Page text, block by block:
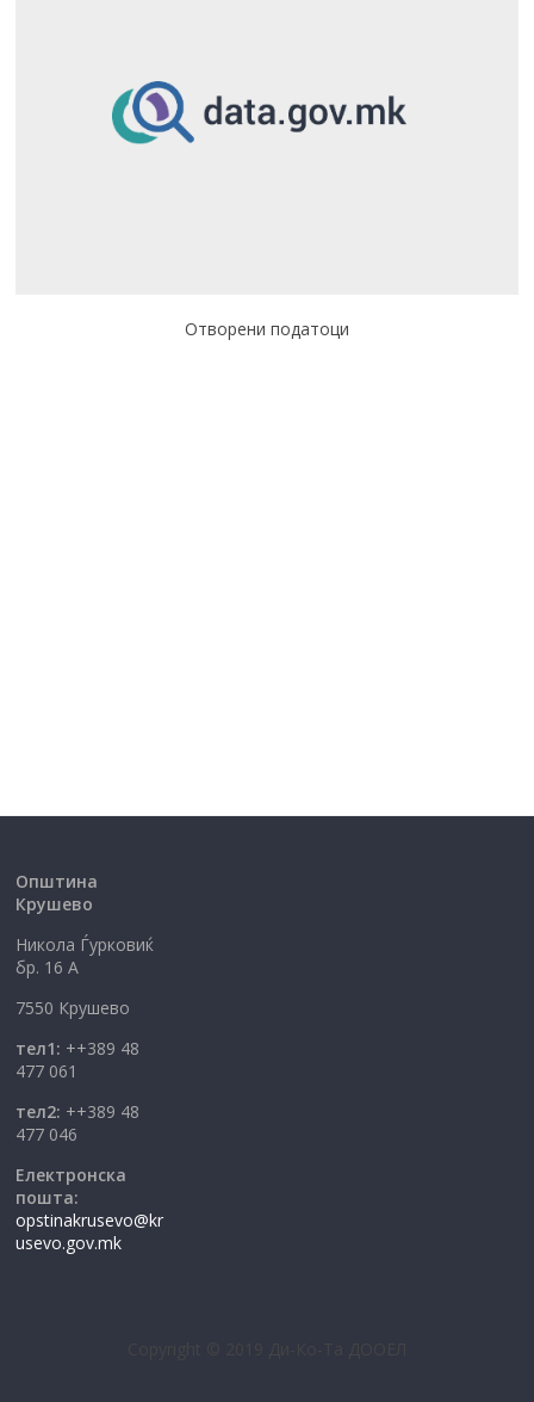
Отворени податоци
Општина
Крушево
Никола Ѓурковиќ
бр. 16 А
7550 Крушево
тел1: ++389 48
477 061
тел2: ++389 48
477 046
Електронска
пошта:
opstinakrusevo@kr
usevo.gov.mk